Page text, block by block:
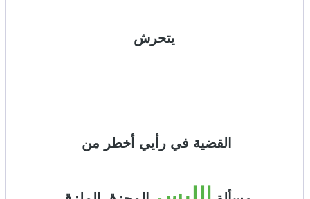
يتحرش
القضية في رأيي أخطر من